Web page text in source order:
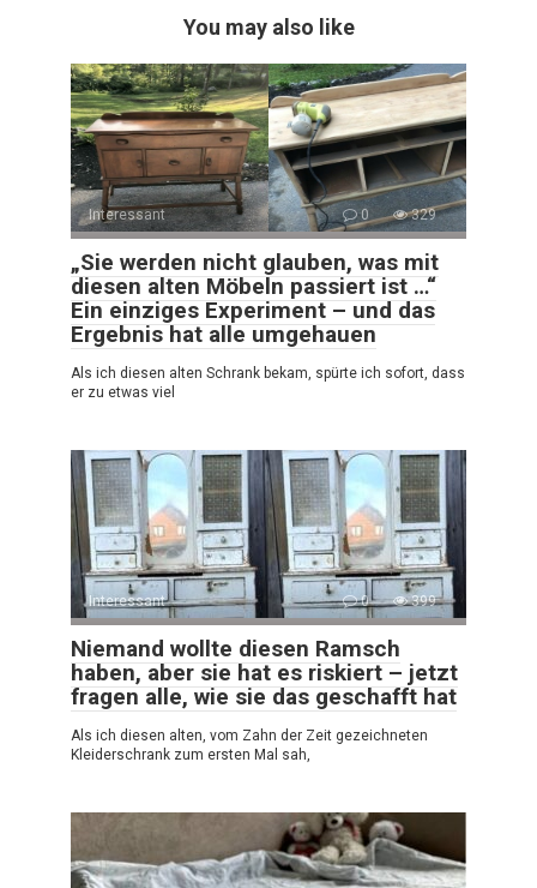
You may also like
Interessant 0 329
„Sie werden nicht glauben, was mit
diesen alten Möbeln passiert ist …“
Ein einziges Experiment – und das
Ergebnis hat alle umgehauen
Als ich diesen alten Schrank bekam, spürte ich sofort, dass
er zu etwas viel
Interessant 0 399
Niemand wollte diesen Ramsch
haben, aber sie hat es riskiert – jetzt
fragen alle, wie sie das geschafft hat
Als ich diesen alten, vom Zahn der Zeit gezeichneten
Kleiderschrank zum ersten Mal sah,